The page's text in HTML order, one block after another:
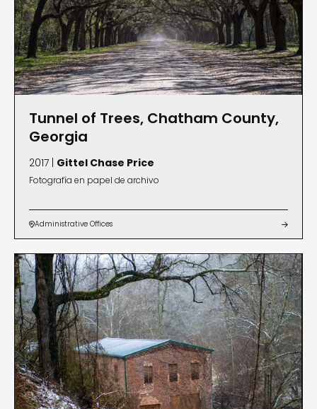
Tunnel of Trees, Chatham County,
Georgia
2017 | Gittel Chase Price
Fotografía en papel de archivo
Administrative Offices 